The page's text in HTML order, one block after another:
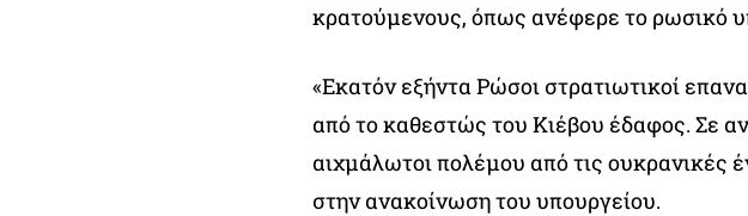
κρατούμενους, όπως ανέφερε το ρωσικό
«Εκατόν εξήντα Ρώσοι στρατιωτικοί
από το καθεστώς του Κιέβου έδαφος. Σε
αιχμάλωτοι πολέμου από τις ουκρανικές
στην ανακοίνωση του υπουργείου.